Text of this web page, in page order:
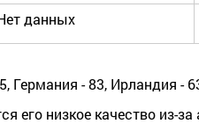
данных
Германия - 83, Ирландия -
его низкое качество из-